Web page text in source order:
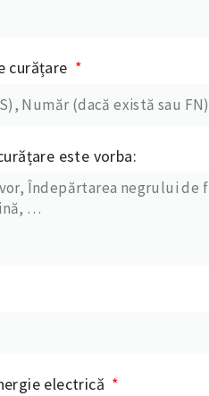
curățare
este vorba:
electrică